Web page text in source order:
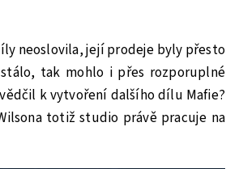
neoslovila, její prodeje byly přesto
tak mohlo i přes rozporuplné
k vytvoření dalšího dílu Mafie?
totiž studio právě pracuje na